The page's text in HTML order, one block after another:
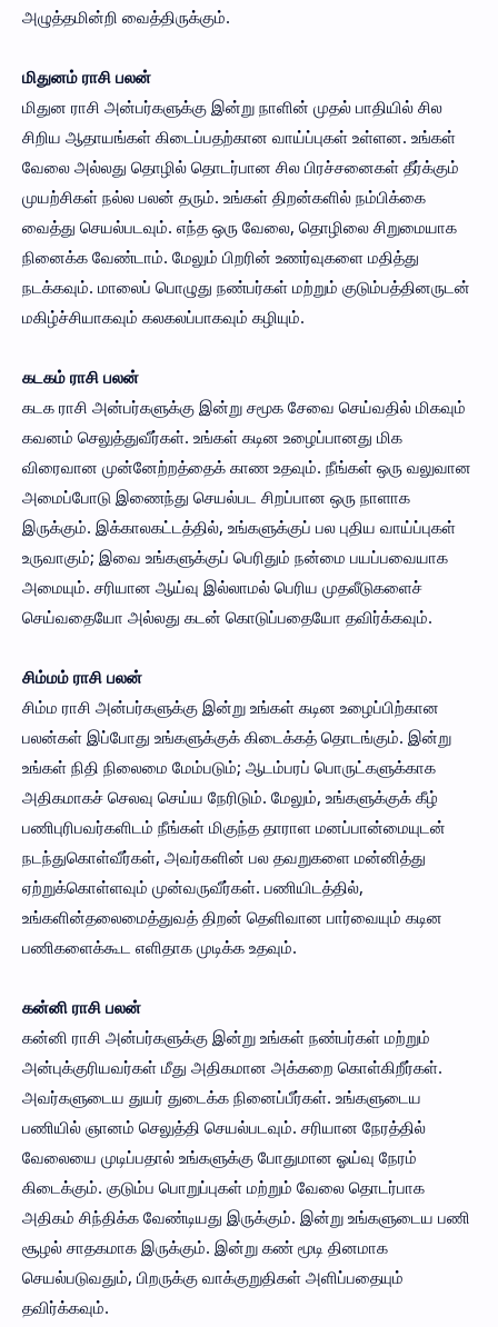
அழுத்தமின்றி வைத்திருக்கும்.
மிதுனம் ராசி பலன்
மிதுன ராசி அன்பர்களுக்கு இன்று நாளின் முதல் பாதியில் சில
சிறிய ஆதாயங்கள் கிடைப்பதற்கான வாய்ப்புகள் உள்ளன. உங்கள்
வேலை அல்லது தொழில் தொடர்பான சில பிரச்சனைகள் தீர்க்கும்
முயற்சிகள் நல்ல பலன் தரும். உங்கள் திறன்களில் நம்பிக்கை
வைத்து செயல்படவும். எந்த ஒரு வேலை, தொழிலை சிறுமையாக
நினைக்க வேண்டாம். மேலும் பிறரின் உணர்வுகளை மதித்து
நடக்கவும். மாலைப் பொழுது நண்பர்கள் மற்றும் குடும்பத்தினருடன்
மகிழ்ச்சியாகவும் கலகலப்பாகவும் கழியும்.
கடகம் ராசி பலன்
கடக ராசி அன்பர்களுக்கு இன்று சமூக சேவை செய்வதில் மிகவும்
கவனம் செலுத்துவீர்கள். உங்கள் கடின உழைப்பானது மிக
விரைவான முன்னேற்றத்தைக் காண உதவும். நீங்கள் ஒரு வலுவான
அமைப்போடு இணைந்து செயல்பட சிறப்பான ஒரு நாளாக
இருக்கும். இக்காலகட்டத்தில், உங்களுக்குப் பல புதிய வாய்ப்புகள்
உருவாகும்; இவை உங்களுக்குப் பெரிதும் நன்மை பயப்பவையாக
அமையும். சரியான ஆய்வு இல்லாமல் பெரிய முதலீடுகளைச்
செய்வதையோ அல்லது கடன் கொடுப்பதையோ தவிர்க்கவும்.
சிம்மம் ராசி பலன்
சிம்ம ராசி அன்பர்களுக்கு இன்று உங்கள் கடின உழைப்பிற்கான
பலன்கள் இப்போது உங்களுக்குக் கிடைக்கத் தொடங்கும். இன்று
உங்கள் நிதி நிலைமை மேம்படும்; ஆடம்பரப் பொருட்களுக்காக
அதிகமாகச் செலவு செய்ய நேரிடும். மேலும், உங்களுக்குக் கீழ்
பணிபுரிபவர்களிடம் நீங்கள் மிகுந்த தாராள மனப்பான்மையுடன்
நடந்துகொள்வீர்கள், அவர்களின் பல தவறுகளை மன்னித்து
ஏற்றுக்கொள்ளவும் முன்வருவீர்கள். பணியிடத்தில்,
உங்களின்தலைமைத்துவத் திறன் தெளிவான பார்வையும் கடின
பணிகளைக்கூட எளிதாக முடிக்க உதவும்.
கன்னி ராசி பலன்
கன்னி ராசி அன்பர்களுக்கு இன்று உங்கள் நண்பர்கள் மற்றும்
அன்புக்குரியவர்கள் மீது அதிகமான அக்கறை கொள்கிறீர்கள்.
அவர்களுடைய துயர் துடைக்க நினைப்பீர்கள். உங்களுடைய
பணியில் ஞானம் செலுத்தி செயல்படவும். சரியான நேரத்தில்
வேலையை முடிப்பதால் உங்களுக்கு போதுமான ஓய்வு நேரம்
கிடைக்கும். குடும்ப பொறுப்புகள் மற்றும் வேலை தொடர்பாக
அதிகம் சிந்திக்க வேண்டியது இருக்கும். இன்று உங்களுடைய பணி
சூழல் சாதகமாக இருக்கும். இன்று கண் மூடி தினமாக
செயல்படுவதும், பிறருக்கு வாக்குறுதிகள் அளிப்பதையும்
தவிர்க்கவும்.